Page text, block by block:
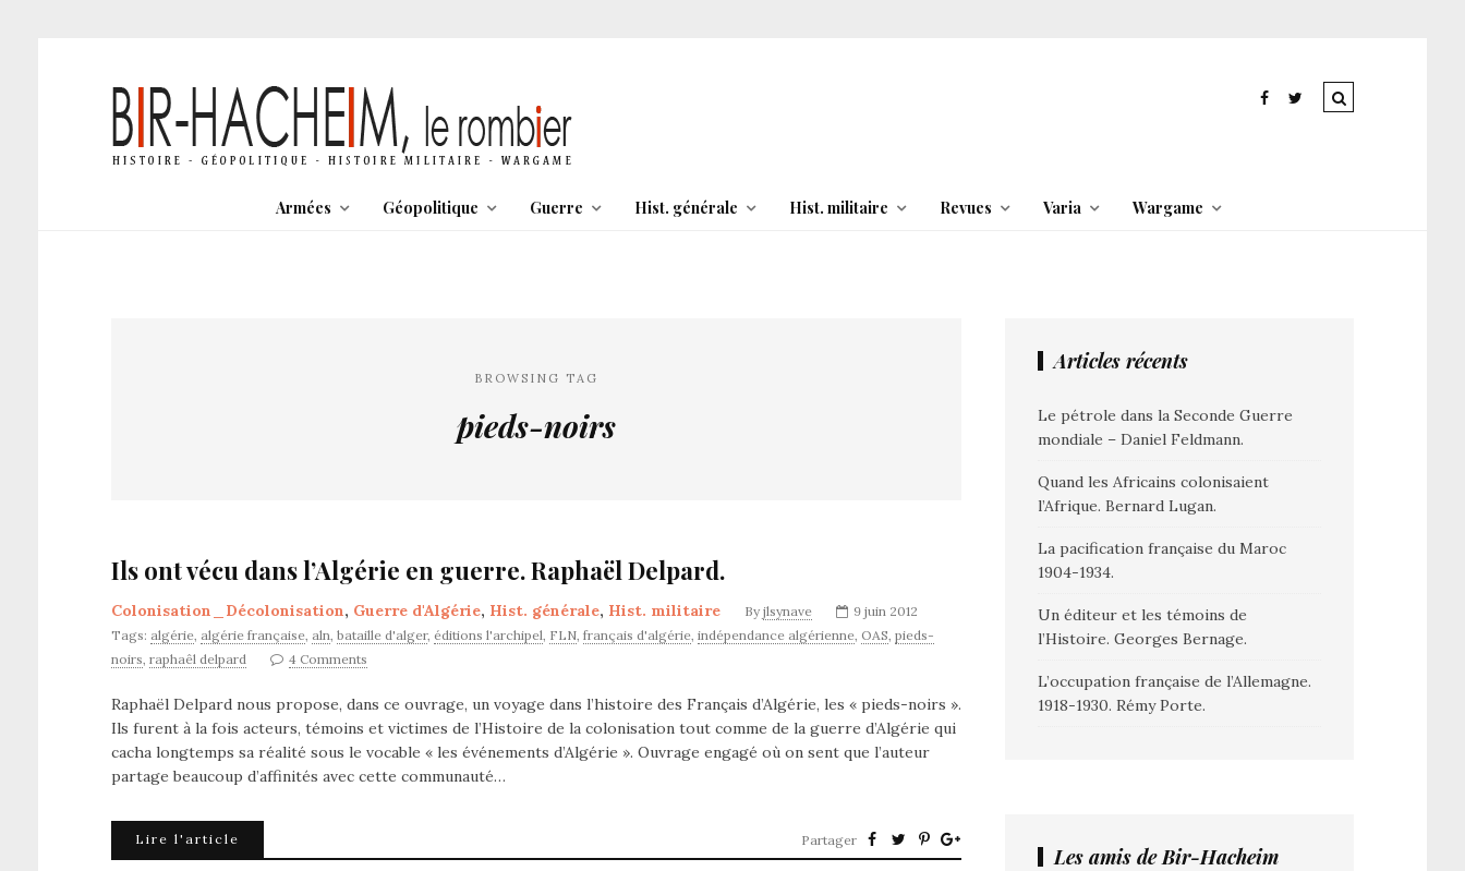
Armées Géopolitique Guerre Hist. générale Hist. militaire Revues Varia Wargame
BROWSING TAG
pieds-noirs
Ils ont vécu dans l’Algérie en guerre. Raphaël Delpard.
Colonisation_Décolonisation, Guerre d'Algérie, Hist. générale, Hist. militaire By jlsynave
9 juin 2012
Tags: algérie, algérie française, aln, bataille d'alger, éditions l'archipel, FLN, français d'algérie, indépendance algérienne, OAS, pieds-
noirs, raphaêl delpard 4 Comments
Raphaël Delpard nous propose, dans ce ouvrage, un voyage dans l’histoire des Français d’Algérie, les « pieds-noirs ».
Ils furent à la fois acteurs, témoins et victimes de l’Histoire de la colonisation tout comme de la guerre d’Algérie qui
cacha longtemps sa réalité sous le vocable « les événements d’Algérie ». Ouvrage engagé où on sent que l’auteur
partage beaucoup d’affinités avec cette communauté…
Lire l'article Partager
Articles récents
Le pétrole dans la Seconde Guerre
mondiale – Daniel Feldmann.
Quand les Africains colonisaient
l’Afrique. Bernard Lugan.
La pacification française du Maroc
1904-1934.
Un éditeur et les témoins de
l’Histoire. Georges Bernage.
L’occupation française de l’Allemagne.
1918-1930. Rémy Porte.
Les amis de Bir-Hacheim